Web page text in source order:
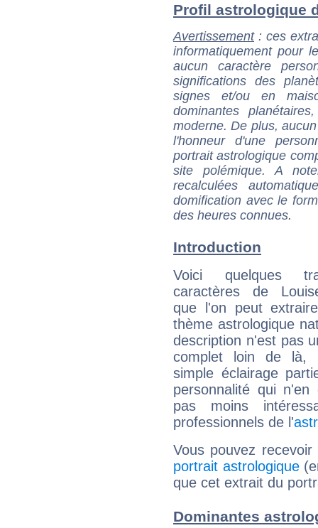
Profil astrologique
Avertissement: ces
informatiquement pour
aucun caractère
significations des
signes et/ou en
dominantes
moderne. De plus,
l'honneur d'une
portrait astrologique
site polémique. A
recalculées
domification avec le
des heures connues.
Introduction
Voici quelques
caractères de
que l'on peut
thème astrologique
description n'est pas
complet loin de là,
simple éclairage
personnalité qui n'en
pas moins
professionnels de l'
Vous pouvez
portrait astrologique
que cet extrait du
Dominantes